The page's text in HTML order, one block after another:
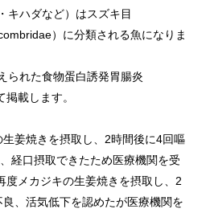
キハダなど）はスズキ目
）に分類される魚になりま
られた食物蛋白誘発胃腸炎
掲載します。
姜焼きを摂取し、2時間後に4回嘔
経口摂取できたため医療機関を受
度メカジキの生姜焼きを摂取し、2
、活気低下を認めたが医療機関を